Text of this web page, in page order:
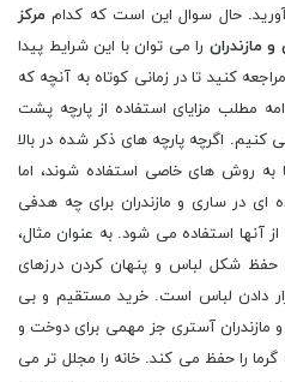
آورید. حال سوال این است که کدام مرکز
مازندران را می توان با این شرایط پیدا
کنید تا در زمانی کوتاه به آنچه که
مطلب مزایای استفاده از پارچه پشت
کنیم. اگرچه پارچه های ذکر شده در بالا
به روش های خاصی استفاده شوند، اما
ای در ساری و مازندران برای چه هدفی
آنها استفاده می شود. به عنوان مثال،
حفظ شکل لباس و پنهان کردن درزهای
دادن لباس است. خرید مستقیم و بی
مازندران آستری جز مهمی برای دوخت و
را حفظ می کند. خانه را مجلل تر می